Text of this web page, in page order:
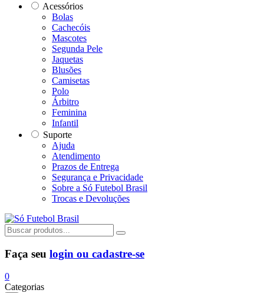
Acessórios
Bolas
Cachecóis
Mascotes
Segunda Pele
Jaquetas
Blusões
Camisetas
Polo
Árbitro
Feminina
Infantil
Suporte
Ajuda
Atendimento
Prazos de Entrega
Segurança e Privacidade
Sobre a Só Futebol Brasil
Trocas e Devoluções
Faça seu login ou cadastre-se
0
Categorias